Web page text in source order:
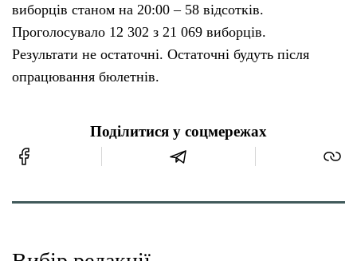
виборців станом на 20:00 – 58 відсотків.
Проголосувало 12 302 з 21 069 виборців.
Результати не остаточні. Остаточні будуть після
опрацювання бюлетнів.
Поділитися у соцмережах